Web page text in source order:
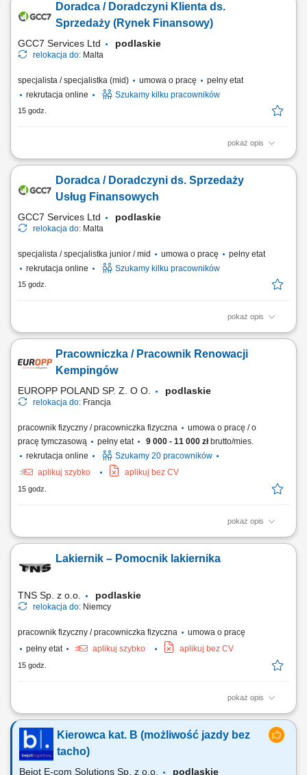
obowiązków: Obróbka i przygotowanie elementów drewnianych do
montażu; Cięcie i szlifowanie komponentów; Montaż okien, drzwi i
Doradca / Doradczyni Klienta ds.
Sprzedaży (Rynek Finansowy)
GCC7 Services Ltd podlaskie
relokacja do: Malta
specjalista / specjalistka (mid) umowa o pracę
pełny etat
rekrutacja online
Szukamy kilku pracowników
15 godz.
pokaż opis
Zakres obowiązków: Telefoniczny kontakt z klientami zainteresowanymi
edukacji finansowej. Budowanie długofalowych relacji z klientami oraz
pozyskiwanie nowych odbiorców dla partnerów biznesowych.
Doradca / Doradczyni ds. Sprzedaży
Usług Finansowych
GCC7 Services Ltd podlaskie
relokacja do: Malta
specjalista / specjalistka junior / mid umowa o pracę
pełny etat
rekrutacja online
Szukamy kilku pracowników
15 godz.
pokaż opis
Zakres obowiązków: Prowadzenie telefonicznych rozmów z klientami
tym szkoleń z zakresu edukacji finansowej. Budowanie relacji z
klientami oraz pozyskiwanie nowych kontaktów dla partnerów
Pracowniczka / Pracownik Renowacji
Kempingów
EUROPP POLAND SP. Z. O O. podlaskie
relokacja do: Francja
pracownik fizyczny / pracowniczka fizyczna
umowa o pracę / o
pracę tymczasową
pełny etat 9 000 - 11 000 złbrutto/mies.
rekrutacja online
Szukamy 20 pracowników
aplikuj szybko
aplikuj bez CV
15 godz.
pokaż opis
Odświeżanie i renowacja domków kempingowych na podstawie listy
listew narożnych, zestawów prysznicowych oraz wymiana oświetlenia i
osprzętu elektrycznego; Układanie wykładzin podłogowych oraz
Lakiernik – Pomocnik lakiernika
TNS Sp. z o.o. podlaskie
relokacja do: Niemcy
pracownik fizyczny / pracowniczka fizyczna
umowa o pracę
pełny etat
aplikuj szybko aplikuj bez CV
15 godz.
pokaż opis
OPIS STANOWISKA: malowanie natryskowe pistoletem; poprawki
przed malowaniem – czyszczenie, szpachlowanie, oklejanie;
wykonywanie napraw powłok lakierniczych. WYMAGANIA:
doświadczenie zawodowe – mile widziane; znajomość lub...
Kierowca kat. B (możliwość jazdy bez
tacho)
Bejot E-com Solutions Sp. z o.o. podlaskie